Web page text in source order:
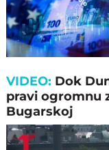
VIDEO: Dok
pravi ogromnu
Bugarskoj